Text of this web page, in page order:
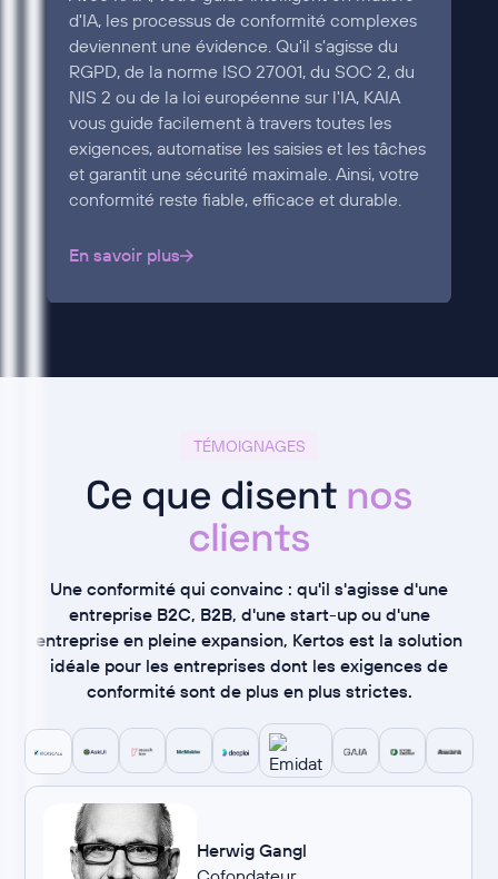
d'IA, les processus de conformité complexes
deviennent une évidence. Qu'il s'agisse du
RGPD, de la norme ISO 27001, du SOC 2, du
NIS 2 ou de la loi européenne sur l'IA, KAIA
vous guide facilement à travers toutes les
exigences, automatise les saisies et les tâches
et garantit une sécurité maximale. Ainsi, votre
conformité reste fiable, efficace et durable.
En savoir plus
TÉMOIGNAGES
Ce que disent nos
clients
Une conformité qui convainc : qu'il s'agisse d'une
entreprise B2C, B2B, d'une start-up ou d'une
entreprise en pleine expansion, Kertos est la solution
idéale pour les entreprises dont les exigences de
conformité sont de plus en plus strictes.
Herwig Gangl